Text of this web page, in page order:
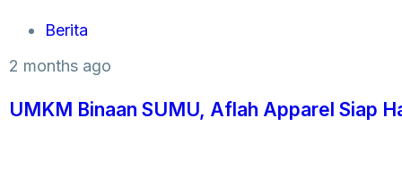
Berita
2 months ago
UMKM Binaan SUMU, Aflah Apparel Siap